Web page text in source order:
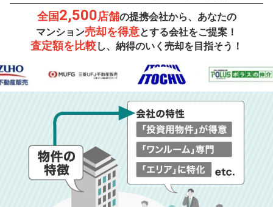
全国2,500店舗の提携会社から、あなたの
マンション売却を得意とする会社をご提案！
査定額を比較し、納得のいく売却を目指そう！